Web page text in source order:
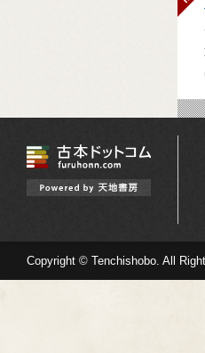
Copyright © Tenchishobo. All